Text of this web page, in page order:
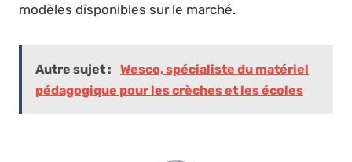
modèles disponibles sur le marché.
Autre sujet :
Wesco, spécialiste du matériel
pédagogique pour les crèches et les écoles